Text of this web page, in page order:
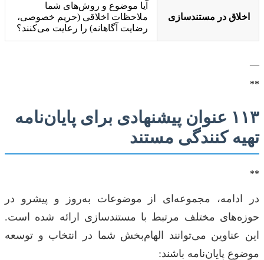
اخلاق در مستندسازی
آیا موضوع و روش‌های شما
ملاحظات اخلاقی (حریم خصوصی،
رضایت آگاهانه) را رعایت می‌کنند؟
—
**
۱۱۳ عنوان پیشنهادی برای پایان‌نامه
تهیه کنندگی مستند
**
در ادامه، مجموعه‌ای از موضوعات به‌روز و پیشرو در
حوزه‌های مختلف مرتبط با مستندسازی ارائه شده است.
این عناوین می‌توانند الهام‌بخش شما در انتخاب و توسعه
موضوع پایان‌نامه باشند: